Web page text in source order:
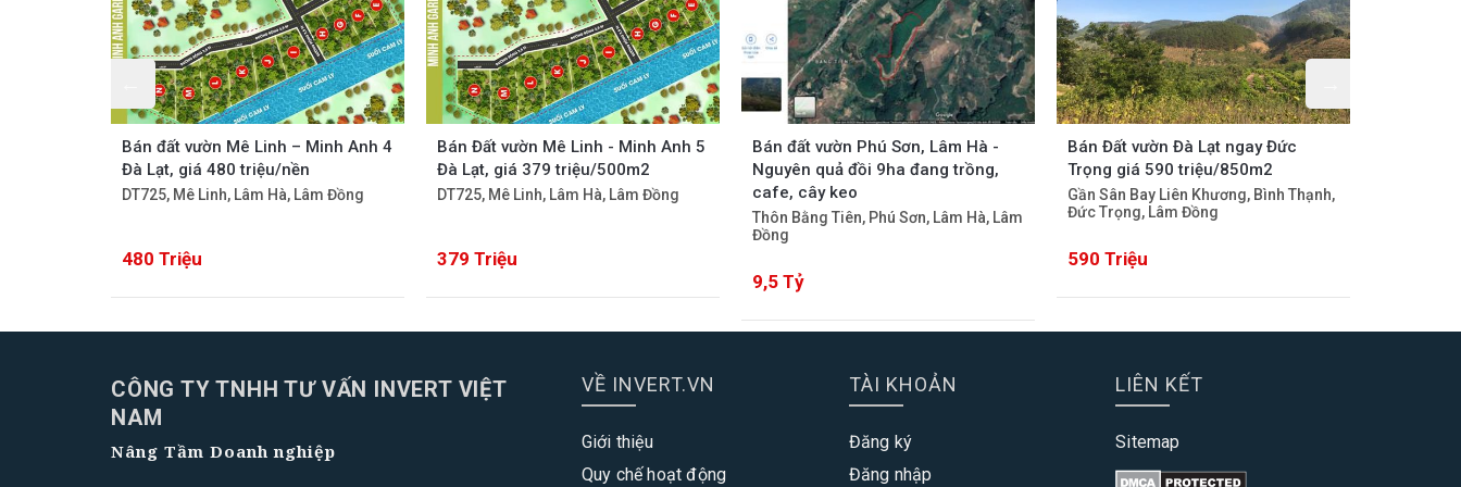
Bán đất vườn Mê Linh – Minh Anh 4
Đà Lạt, giá 480 triệu/nền
DT725, Mê Linh, Lâm Hà, Lâm Đồng
480 Triệu
Bán Đất vườn Mê Linh - Minh Anh 5
Đà Lạt, giá 379 triệu/500m2
DT725, Mê Linh, Lâm Hà, Lâm Đồng
379 Triệu
Bán đất vườn Phú Sơn, Lâm Hà -
Nguyên quả đồi 9ha đang trồng,
cafe, cây keo
Thôn Bằng Tiên, Phú Sơn, Lâm Hà, Lâm
Đồng
9,5 Tỷ
Bán Đất vườn Đà Lạt ngay Đức
Trọng giá 590 triệu/850m2
Gần Sân Bay Liên Khương, Bình Thạnh,
Đức Trọng, Lâm Đồng
590 Triệu
CÔNG TY TNHH TƯ VẤN INVERT VIỆT
NAM
Nâng Tầm Doanh nghiệp
VỀ INVERT.VN
Giới thiệu
Quy chế hoạt động
TÀI KHOẢN
Đăng ký
Đăng nhập
LIÊN KẾT
Sitemap